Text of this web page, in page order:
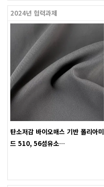
2024년 협력과제
탄소저감 바이오매스 기반 폴리아미
드 510, 56섬유소…